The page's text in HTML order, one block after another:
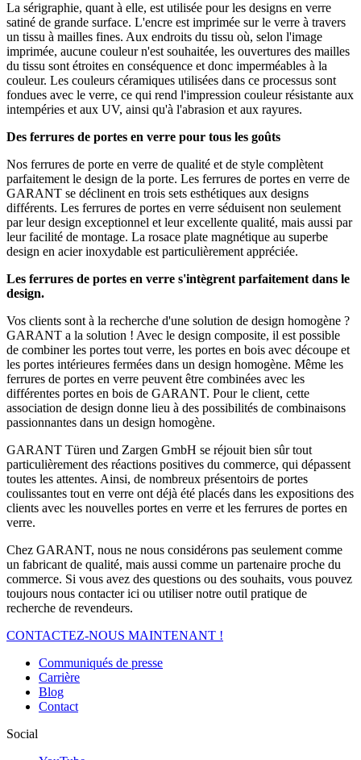
La sérigraphie, quant à elle, est utilisée pour les designs en verre
satiné de grande surface. L'encre est imprimée sur le verre à travers
un tissu à mailles fines. Aux endroits du tissu où, selon l'image
imprimée, aucune couleur n'est souhaitée, les ouvertures des mailles
du tissu sont étroites en conséquence et donc imperméables à la
couleur. Les couleurs céramiques utilisées dans ce processus sont
fondues avec le verre, ce qui rend l'impression couleur résistante aux
intempéries et aux UV, ainsi qu'à l'abrasion et aux rayures.
Des ferrures de portes en verre pour tous les goûts
Nos ferrures de porte en verre de qualité et de style complètent
parfaitement le design de la porte. Les ferrures de portes en verre de
GARANT se déclinent en trois sets esthétiques aux designs
différents. Les ferrures de portes en verre séduisent non seulement
par leur design exceptionnel et leur excellente qualité, mais aussi par
leur facilité de montage. La rosace plate magnétique au superbe
design en acier inoxydable est particulièrement appréciée.
Les ferrures de portes en verre s'intègrent parfaitement dans le
design.
Vos clients sont à la recherche d'une solution de design homogène ?
GARANT a la solution ! Avec le design composite, il est possible
de combiner les portes tout verre, les portes en bois avec découpe et
les portes intérieures fermées dans un design homogène. Même les
ferrures de portes en verre peuvent être combinées avec les
différentes portes en bois de GARANT. Pour le client, cette
association de design donne lieu à des possibilités de combinaisons
passionnantes dans un design homogène.
GARANT Türen und Zargen GmbH se réjouit bien sûr tout
particulièrement des réactions positives du commerce, qui dépassent
toutes les attentes. Ainsi, de nombreux présentoirs de portes
coulissantes tout en verre ont déjà été placés dans les expositions des
clients avec les nouvelles portes en verre et les ferrures de portes en
verre.
Chez GARANT, nous ne nous considérons pas seulement comme
un fabricant de qualité, mais aussi comme un partenaire proche du
commerce. Si vous avez des questions ou des souhaits, vous pouvez
toujours nous contacter ici ou utiliser notre outil pratique de
recherche de revendeurs.
CONTACTEZ-NOUS MAINTENANT !
Communiqués de presse
Carrière
Blog
Contact
Social